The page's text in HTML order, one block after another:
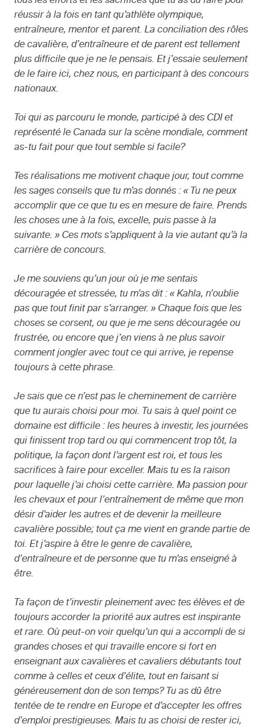
réussir à la fois en tant qu’athlète olympique,
entraîneure, mentor et parent. La conciliation des rôles
de cavalière, d’entraîneure et de parent est tellement
plus difficile que je ne le pensais. Et j’essaie seulement
de le faire ici, chez nous, en participant à des concours
nationaux.
Toi qui as parcouru le monde, participé à des CDI et
représenté le Canada sur la scène mondiale, comment
as-tu fait pour que tout semble si facile?
Tes réalisations me motivent chaque jour, tout comme
les sages conseils que tu m’as donnés : « Tu ne peux
accomplir que ce que tu es en mesure de faire. Prends
les choses une à la fois, excelle, puis passe à la
suivante. » Ces mots s’appliquent à la vie autant qu’à la
carrière de concours.
Je me souviens qu’un jour où je me sentais
découragée et stressée, tu m’as dit : « Kahla, n’oublie
pas que tout finit par s’arranger. » Chaque fois que les
choses se corsent, ou que je me sens découragée ou
frustrée, ou encore que j’en viens à ne plus savoir
comment jongler avec tout ce qui arrive, je repense
toujours à cette phrase.
Je sais que ce n’est pas le cheminement de carrière
que tu aurais choisi pour moi. Tu sais à quel point ce
domaine est difficile : les heures à investir, les journées
qui finissent trop tard ou qui commencent trop tôt, la
politique, la façon dont l’argent est roi, et tous les
sacrifices à faire pour exceller. Mais tu es la raison
pour laquelle j’ai choisi cette carrière. Ma passion pour
les chevaux et pour l’entraînement de même que mon
désir d’aider les autres et de devenir la meilleure
cavalière possible; tout ça me vient en grande partie de
toi. Et j’aspire à être le genre de cavalière,
d’entraîneure et de personne que tu m’as enseigné à
être.
Ta façon de t’investir pleinement avec tes élèves et de
toujours accorder la priorité aux autres est inspirante
et rare. Où peut-on voir quelqu’un qui a accompli de si
grandes choses et qui travaille encore si fort en
enseignant aux cavalières et cavaliers débutants tout
comme à celles et ceux d’élite, tout en faisant si
généreusement don de son temps? Tu as dû être
tentée de te rendre en Europe et d’accepter les offres
d’emploi prestigieuses. Mais tu as choisi de rester ici,